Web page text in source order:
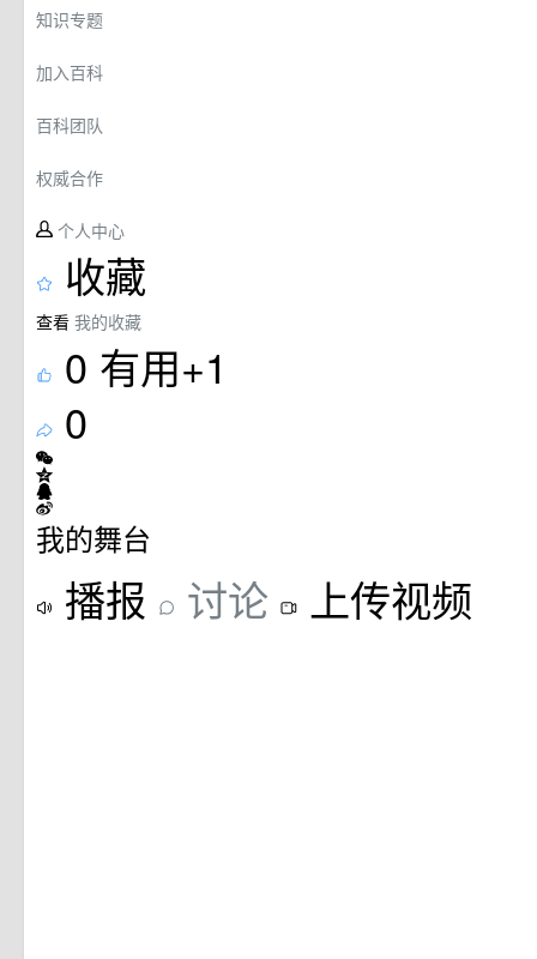
知识专题
加入百科
百科团队
权威合作
个人中心
收藏
查看 我的收藏
0 有用+1
0
我的舞台
播报 讨论 上传视频